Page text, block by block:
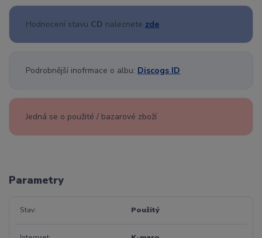
Hodnocení stavu CD naleznete zde
Podrobnější inofrmace o albu: Discogs ID
Jedná se o použité / bazarové zboží
Parametry
Stav Použitý